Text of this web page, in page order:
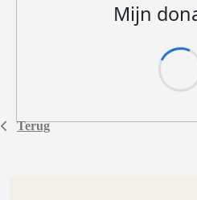
Terug
Mijn